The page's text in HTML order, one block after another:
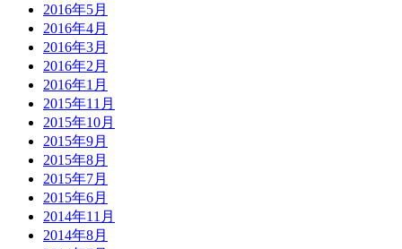
2016年5月
2016年4月
2016年3月
2016年2月
2016年1月
2015年11月
2015年10月
2015年9月
2015年8月
2015年7月
2015年6月
2014年11月
2014年8月